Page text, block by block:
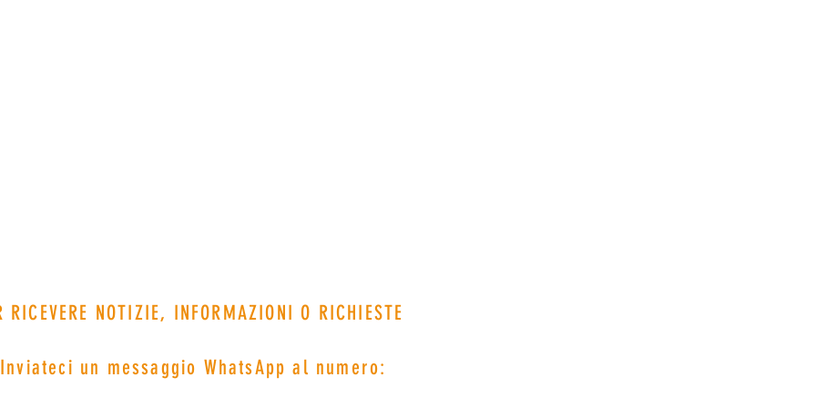
NOTIZIE, INFORMAZIONI O RICHIESTE
messaggio WhatsApp al numero: